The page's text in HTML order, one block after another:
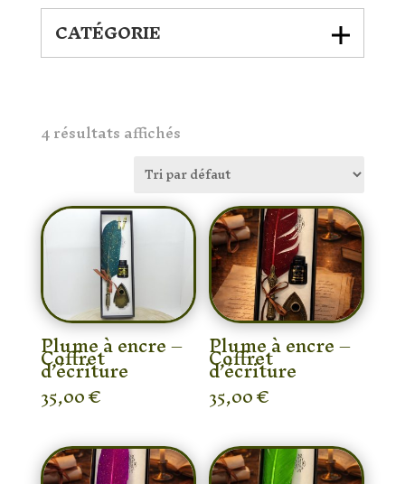
CATÉGORIE
4 résultats affichés
Plume à encre –
Coffret
d’écriture
35,00€
Plume à encre –
Coffret
d’écriture
35,00€